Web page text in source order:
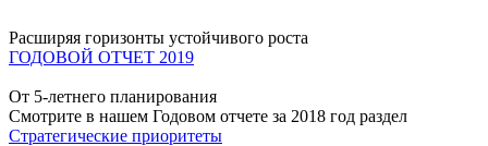
Расширяя горизонты устойчивого роста
ГОДОВОЙ ОТЧЕТ 2019
От 5-летнего планирования
Смотрите в нашем Годовом отчете за 2018 год раздел
Стратегические приоритеты